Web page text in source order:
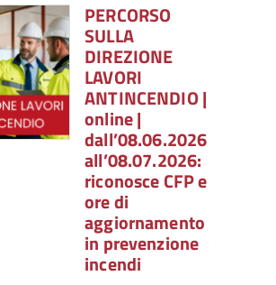
PERCORSO
SULLA
DIREZIONE
LAVORI
ANTINCENDIO |
online |
dall’08.06.2026
all’08.07.2026:
riconosce CFP e
ore di
aggiornamento
in prevenzione
incendi